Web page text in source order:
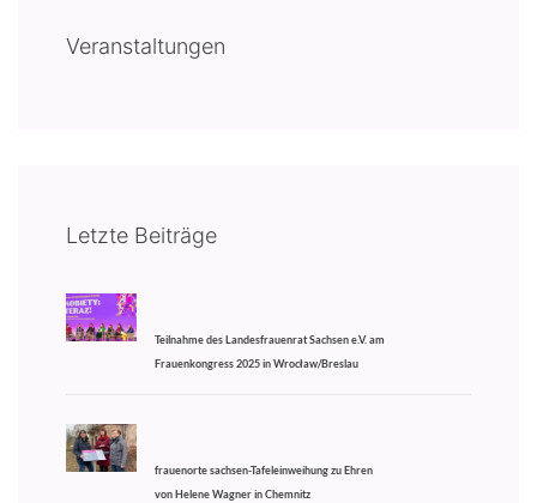
Veranstaltungen
Letzte Beiträge
Teilnahme des Landesfrauenrat Sachsen e.V. am
Frauenkongress 2025 in Wrocław/Breslau
frauenorte sachsen-Tafeleinweihung zu Ehren
von Helene Wagner in Chemnitz